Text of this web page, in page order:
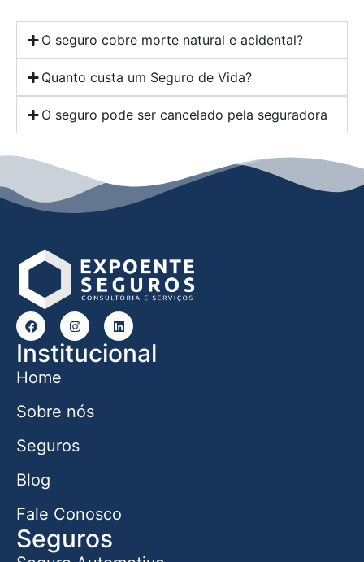
O seguro cobre morte natural e acidental?
Quanto custa um Seguro de Vida?
O seguro pode ser cancelado pela seguradora
Institucional
Home
Sobre nós
Seguros
Blog
Fale Conosco
Seguros